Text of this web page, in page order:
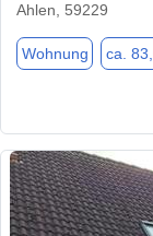
Ahlen, 59229
Wohnung ca.